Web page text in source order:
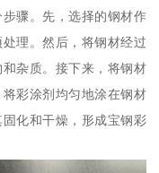
骤。先，选择的钢材作
理。然后，将钢材经过
杂质。接下来，将钢材
彩涂剂均匀地涂在钢材
化和干燥，形成宝钢彩